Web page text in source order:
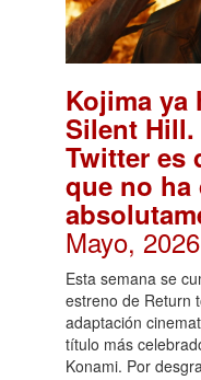
Kojima ya
Silent
Twitter es
que no ha
Mayo,
Esta semana se
estreno de Return
adaptación
título más
Konami. Por